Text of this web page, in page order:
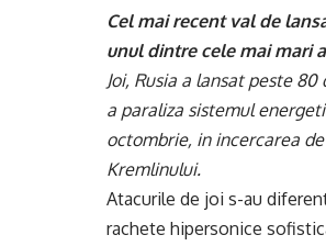
Cel mai recent val de
unul dintre cele mai mari
Joi, Rusia a lansat peste
a paraliza sistemul
octombrie, in incercarea
Kremlinului.
Atacurile de joi s-au
rachete hipersonice